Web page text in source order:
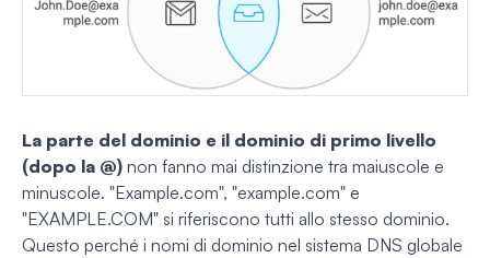
La parte del dominio e il dominio di primo livello
(dopo la @) non fanno mai distinzione tra maiuscole e
minuscole. "Example.com", "example.com" e
"EXAMPLE.COM" si riferiscono tutti allo stesso dominio.
Questo perché i nomi di dominio nel sistema DNS globale